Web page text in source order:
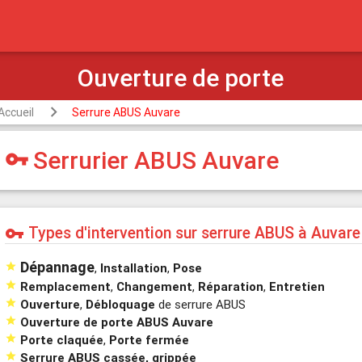
Serrure ABUS Auvare
vpn_key Serrurier ABUS Auvare
vpn_key Types d'intervention sur serrure ABUS à Auvare
 Dépannage, Installation, Pose
 Remplacement, Changement, Réparation, Entretien
 Ouverture, Débloquage de serrure ABUS
 Ouverture de porte ABUS Auvare
 Porte claquée, Porte fermée
 Serrure ABUS cassée, grippée